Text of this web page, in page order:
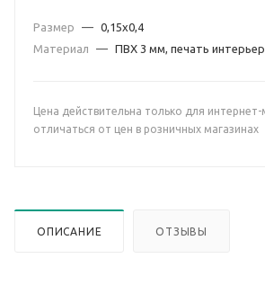
Размер — 0,15х0,4
Материал
— ПВХ 3 мм, печать
Цена действительна только для
отличаться от цен в розничных магазинах
ОПИСАНИЕ ОТЗЫВЫ